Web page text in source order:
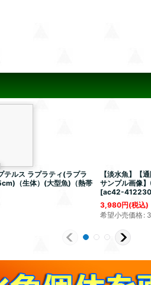
テルス ラプラティ(ラプラ
（生体）(大型魚)（熱帯
【淡水魚】【
サンプル画像
[ac42-
3,980円(税込)
希望小売価格: